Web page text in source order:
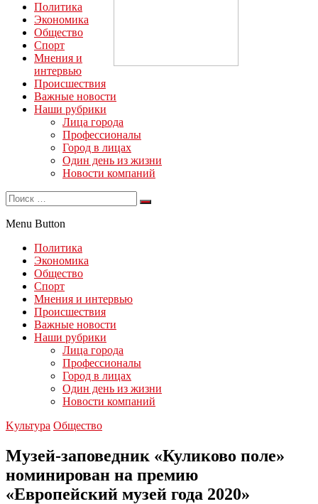
Политика
Экономика
Общество
Спорт
Мнения и
интервью
Происшествия
Важные новости
Наши рубрики
Лица города
Профессионалы
Город в лицах
Один день из жизни
Новости компаний
Menu Button
Политика
Экономика
Общество
Спорт
Мнения и интервью
Происшествия
Важные новости
Наши рубрики
Лица города
Профессионалы
Город в лицах
Один день из жизни
Новости компаний
Kультура Общество
Музей-заповедник «Куликово поле»
номинирован на премию
«Европейский музей года 2020»